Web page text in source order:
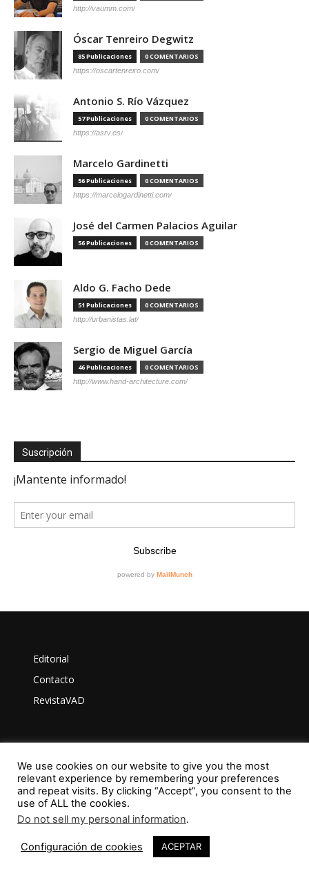
http://vaumm.com/
Óscar Tenreiro Degwitz
85 Publicaciones 0 COMENTARIOS
https://oscartenreiro.com/
Antonio S. Río Vázquez
57 Publicaciones 0 COMENTARIOS
https://asrv.es/
Marcelo Gardinetti
56 Publicaciones 0 COMENTARIOS
https://marcelogardinetti.com/
José del Carmen Palacios Aguilar
56 Publicaciones 0 COMENTARIOS
Aldo G. Facho Dede
51 Publicaciones 0 COMENTARIOS
http://urbanistas.lat/
Sergio de Miguel García
46 Publicaciones 0 COMENTARIOS
http://www.hand-architecture.com/
Suscripción
Editorial
Contacto
RevistaVAD
Aviso Legal
Privacidad
Política de Cookies
ISSN: 2603-6401
We use cookies on our website to give you the most
relevant experience by remembering your preferences
and repeat visits. By clicking “Accept”, you consent to the
use of ALL the cookies.
Do not sell my personal information.
Configuración de cookies ACEPTAR